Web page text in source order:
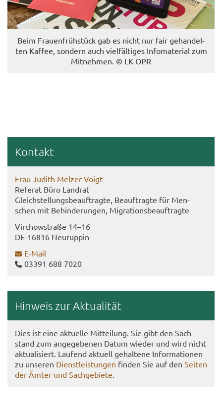
Beim Frau­en­früh­stück gab es nicht nur fair ge­han­del­
ten Kaf­fee, son­dern auch viel­fäl­ti­ges In­fo­ma­te­ri­al zum
Mit­neh­men. © LK OPR
Kon­takt
Frau Ju­dith Melzer-​Voigt
Re­fe­rat Büro Land­rat
Gleich­stel­lungs­be­auf­trag­te, Be­auf­trag­te für Men­
schen mit Be­hin­de­run­gen, Mi­gra­ti­ons­be­auf­trag­te
Virch­ow­stra­ße 14–16
DE-​16816 Neu­rup­pin
E-​Mail
03391 688 7020
Hin­weis zur Ak­tua­li­tät
Dies ist eine ak­tu­el­le Mit­tei­lung. Sie gibt den Sach­
stand zum an­ge­ge­be­nen Datum wie­der und wird nicht
ak­tua­li­siert. Lau­fend ak­tu­ell ge­hal­te­ne In­for­ma­tio­nen
zu un­se­ren Dienst­leis­tun­gen fin­den Sie auf den Sei­ten
der Ämter und Sach­ge­bie­te.